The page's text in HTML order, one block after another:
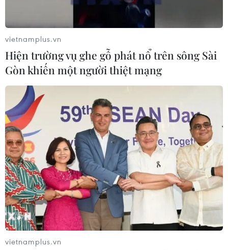
vietnamplus.vn
Hiện trường vụ ghe gỗ phát nổ trên sông Sài
Gòn khiến một người thiệt mạng
vietnamplus.vn